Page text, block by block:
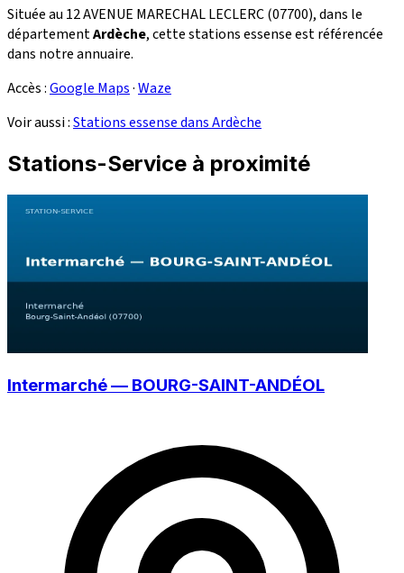
Située au 12 AVENUE MARECHAL LECLERC (07700), dans le
départementArdèche, cette stations essense est référencée
dans notre annuaire.
Accès :Google Maps·Waze
Voir aussi :Stations essense dans Ardèche
Stations-Service à proximité
Intermarché — BOURG-SAINT-ANDÉOL